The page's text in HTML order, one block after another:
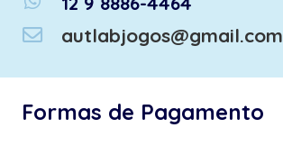
autlabjogos@gmail.com
Formas de Pagamento